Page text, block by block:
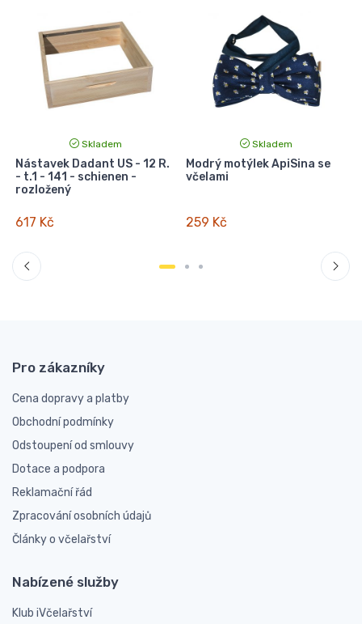
Skladem
Nástavek Dadant US - 12 R.
- t.1 - 141 - schienen -
rozložený
617 Kč
Skladem
Modrý motýlek ApiSina se
včelami
259 Kč
Pro zákazníky
Cena dopravy a platby
Obchodní podmínky
Odstoupení od smlouvy
Dotace a podpora
Reklamační řád
Zpracování osobních údajů
Články o včelařství
Nabízené služby
Klub iVčelařství